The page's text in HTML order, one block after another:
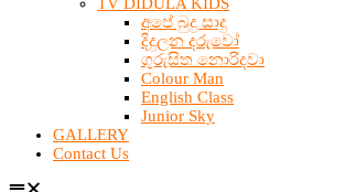
අපේ බුදු සාදු
දිදුලන දරුවෝ
ගුරුසිත නොරිදවා
Colour Man
English Class
Junior Sky
GALLERY
Contact Us